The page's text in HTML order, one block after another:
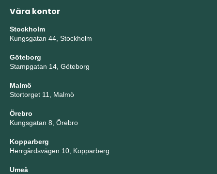
Våra kontor
Stockholm
Kungsgatan 44, Stockholm
Göteborg
Stampgatan 14, Göteborg
Malmö
Stortorget 11, Malmö
Örebro
Kungsgatan 8, Örebro
Kopparberg
Herrgårdsvägen 10, Kopparberg
Umeå